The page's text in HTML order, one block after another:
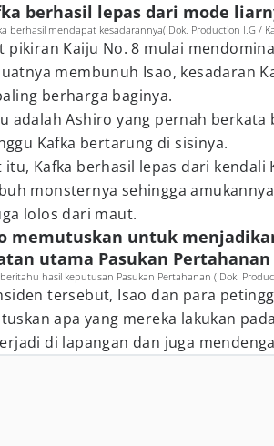
berhasil lepas dari mode
berhasil mendapat kesadarannya( Dok. Production I.G /
pikiran Kaiju No. 8 mulai
membunuh Isao, kesadaran
berharga baginya.
adalah Ashiro yang pernah berkata
Kafka bertarung di sisinya.
itu, Kafka berhasil lepas dari kendali
monsternya sehingga
lolos dari maut.
memutuskan untuk
utama Pasukan Pertahanan
hasil keputusan Pasukan Pertahanan ( Dok.
tersebut, Isao dan para
apa yang mereka lakukan
di lapangan dan juga